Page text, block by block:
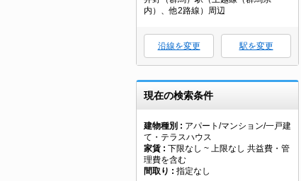
内）、他2路線）周辺
沿線を変更 駅を変更
現在の検索条件
建物種別
アパート/マンション/一戸建
て・テラスハウス
家賃
下限なし ~ 上限なし 共益費・管
理費を含む
間取り
指定なし